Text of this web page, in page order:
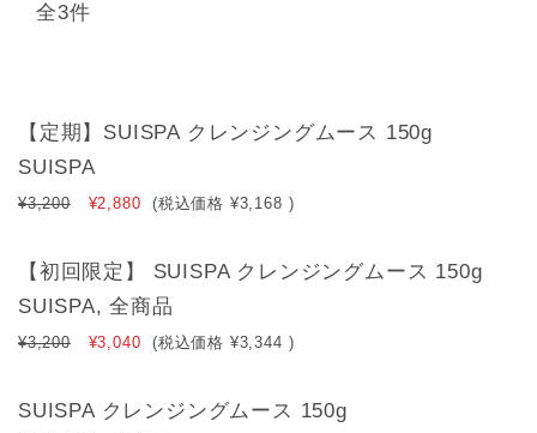
全3件
【定期】SUISPA クレンジングムース 150g
SUISPA
¥3,200 ¥2,880 (税込価格 ¥3,168 )
【初回限定】 SUISPA クレンジングムース 150g
SUISPA, 全商品
¥3,200 ¥3,040 (税込価格 ¥3,344 )
SUISPA クレンジングムース 150g